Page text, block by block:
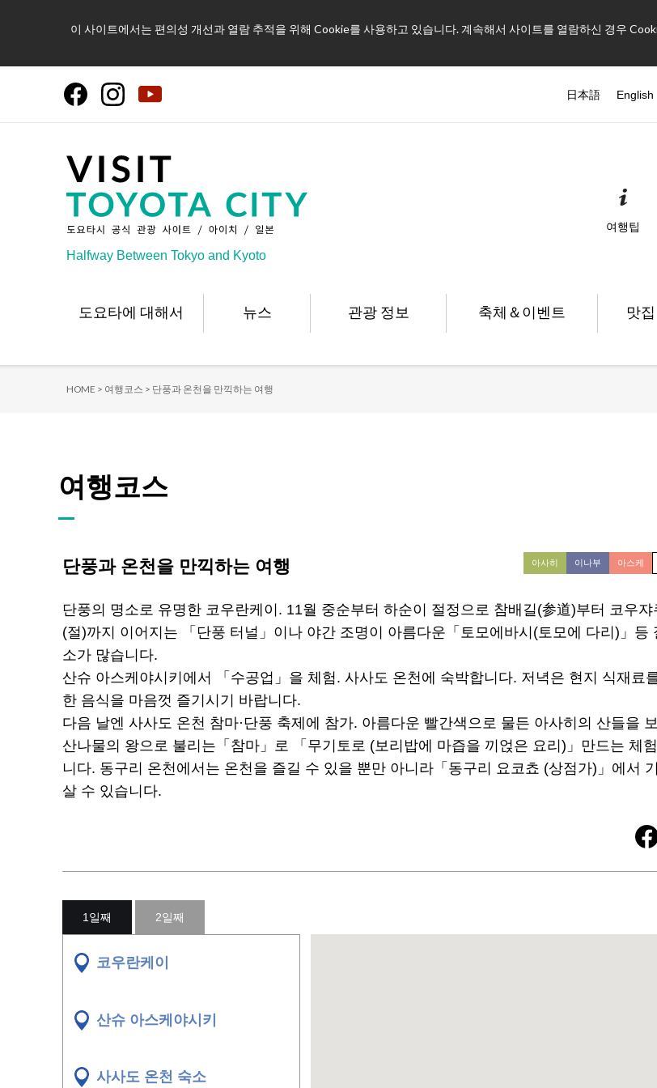
이 사이트에서는 편의성 개선과 열람 추적을 위해 Cookie를 사용하고 있습니다. 계속해서 사이트를 열람하신 경우
日本語 English
Halfway Between Tokyo and Kyoto
여행팁
도요타에 대해서 뉴스 관광 정보 축체＆이벤트 맛
HOME > 여행코스 > 단풍과 온천을 만끽하는 여행
여행코스
단풍과 온천을 만끽하는 여행 아사히 이나부 아스케
단풍의 명소로 유명한 코우란케이. 11월 중순부터 하순이 절정으로 참배길(参道)부터 코우쟈
(절)까지 이어지는 「단풍 터널」이나 야간 조명이 아름다운「토모에바시(토모에 다리)」등
소가 많습니다.
산슈 아스케야시키에서 「수공업」을 체험. 사사도 온천에 숙박합니다. 저녁은 현지 식재료
한 음식을 마음껏 즐기시기 바랍니다.
다음 날엔 사사도 온천 참마·단풍 축제에 참가. 아름다운 빨간색으로 물든 아사히의 산들을
산나물의 왕으로 불리는「참마」로 「무기토로 (보리밥에 마즙을 끼얹은 요리)」만드는 체
니다. 동구리 온천에서는 온천을 즐길 수 있을 뿐만 아니라「동구리 요코쵸 (상점가)」에서
살 수 있습니다.
1일째 2일째
코우란케이
산슈 아스케야시키
사사도 온천 숙소